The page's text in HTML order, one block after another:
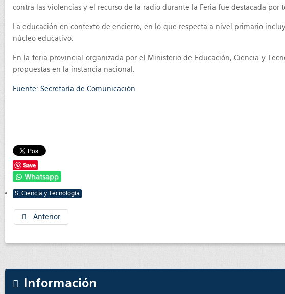
contra las violencias y el recurso de la radio durante la Feria fue destacada por
La educación en contexto de encierro, en lo que respecta a nivel primario
núcleo educativo.
En la feria provincial organizada por el Ministerio de Educación, Ciencia y
propuestas en la instancia nacional.
Fuente: Secretaría de Comunicación
Save
Whatsapp
S. Ciencia y Tecnología
Anterior
Información